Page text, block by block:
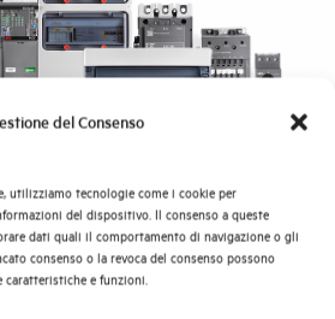
del Consenso
utilizziamo tecnologie come i cookie per
del dispositivo. Il consenso a queste
dati quali il comportamento di navigazione o gli
consenso o la revoca del consenso possono
caratteristiche e funzioni.
e relè di
interessano di più?
Energia